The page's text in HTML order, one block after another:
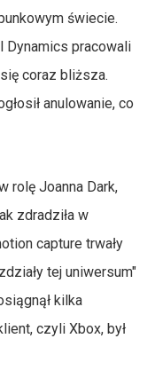
świecie.
Dynamics pracowali
coraz bliższa.
anulowanie, co
rolę Joanna Dark,
zdradziła w
capture trwały
tej uniwersum"
kilka
czyli Xbox, był